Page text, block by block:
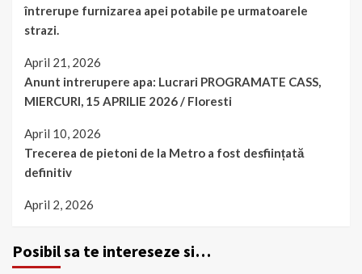
întrerupe furnizarea apei potabile pe urmatoarele
strazi.
April 21, 2026
Anunt intrerupere apa: Lucrari PROGRAMATE CASS,
MIERCURI, 15 APRILIE 2026 / Floresti
April 10, 2026
Trecerea de pietoni de la Metro a fost desființată
definitiv
April 2, 2026
Posibil sa te intereseze si…